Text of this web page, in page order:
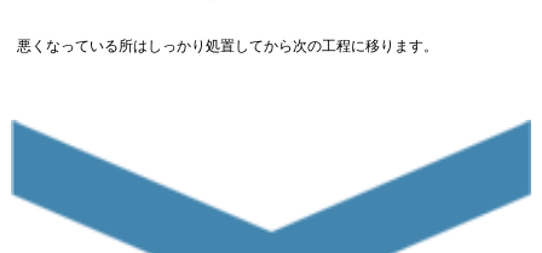
悪くなっている所はしっかり処置してから次の工程に移ります。